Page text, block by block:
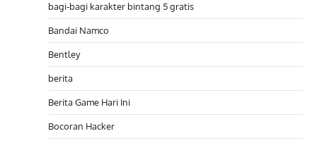
bagi-bagi karakter bintang 5 gratis
Bandai Namco
Bentley
berita
Berita Game Hari Ini
Bocoran Hacker